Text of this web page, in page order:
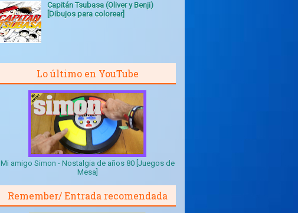
Capitán Tsubasa (Oliver y Benji)
[Dibujos para colorear]
Lo último en YouTube
Mi amigo Simon - Nostalgia de años 80 [Juegos de
Mesa]
Remember/ Entrada recomendada